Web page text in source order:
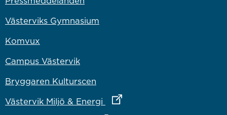
Västerviks Gymnasium
Komvux
Campus Västervik
Bryggaren Kulturscen
Västervik Miljö & Energi
Länk till annan webbplats